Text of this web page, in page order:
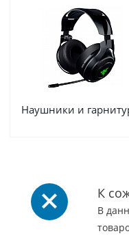
Наушники и
К
В